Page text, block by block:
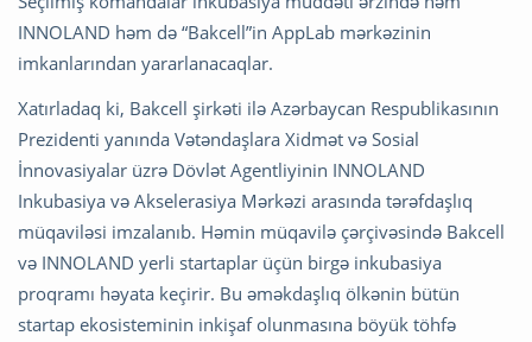
INNOLAND həm də “Bakcell”in AppLab mərkəzinin
imkanlarından yararlanacaqlar.
Xatırladaq ki, Bakcell şirkəti ilə Azərbaycan Respublikasının
Prezidenti yanında Vətəndaşlara Xidmət və Sosial
İnnovasiyalar üzrə Dövlət Agentliyinin INNOLAND
Inkubasiya və Akselerasiya Mərkəzi arasında tərəfdaşlıq
müqaviləsi imzalanıb. Həmin müqavilə çərçivəsində Bakcell
və INNOLAND yerli startaplar üçün birgə inkubasiya
proqramı həyata keçirir. Bu əməkdaşlıq ölkənin bütün
startap ekosisteminin inkişaf olunmasına böyük töhfə